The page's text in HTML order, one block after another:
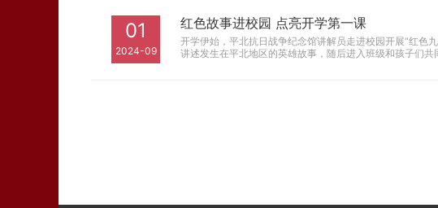
01
2024-09
红色故事进校园 点亮开学第一课
开学伊始，平北抗日战争纪念馆讲解员走进校园开展“红色
讲述发生在平北地区的英雄故事，随后进入班级和孩子们